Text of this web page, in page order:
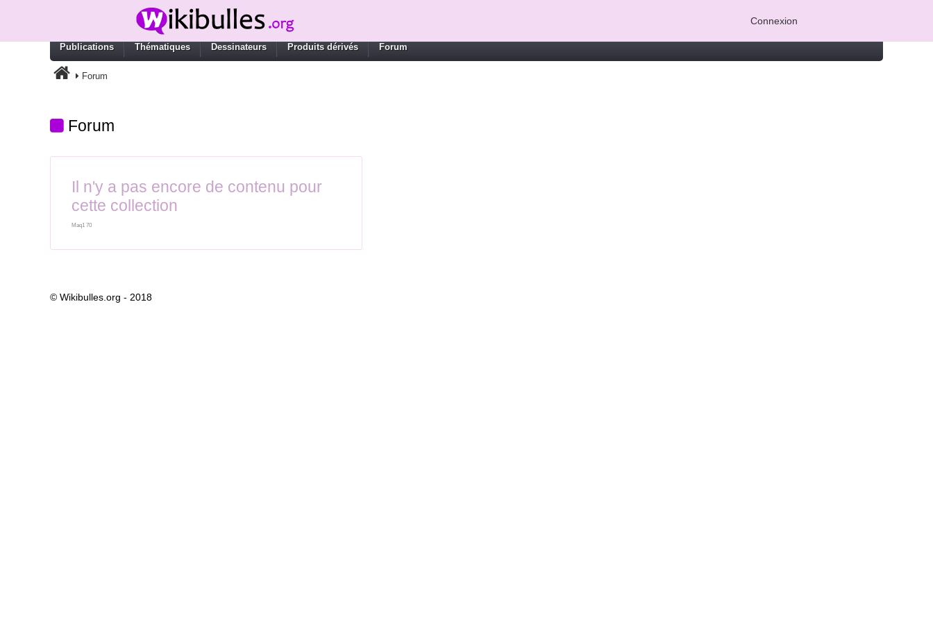
Connexion
Publications Thématiques Dessinateurs Produits dérivés Forum
Forum
Forum
Il n'y a pas encore de contenu pour
cette collection
Maq1 70
© Wikibulles.org - 2018